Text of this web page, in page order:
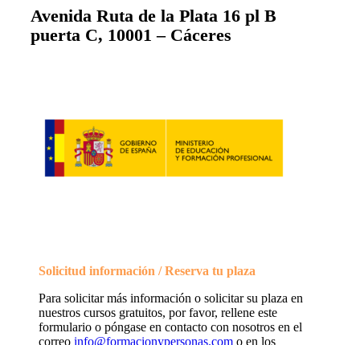
Avenida Ruta de la Plata 16 pl B
puerta C, 10001 – Cáceres
Solicitud información / Reserva tu plaza
Para solicitar más información o solicitar su plaza en
nuestros cursos gratuitos, por favor, rellene este
formulario o póngase en contacto con nosotros en el
correo info@formacionypersonas.com o en los